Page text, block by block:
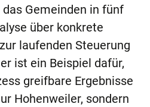
Gemeinden in fünf
über konkrete
laufenden Steuerung
ist ein Beispiel dafür,
greifbare Ergebnisse
Hohenweiler, sondern